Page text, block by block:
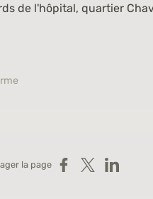
de l'hôpital, quartier
la page Partager sur Facebook
Partager sur X
Partager